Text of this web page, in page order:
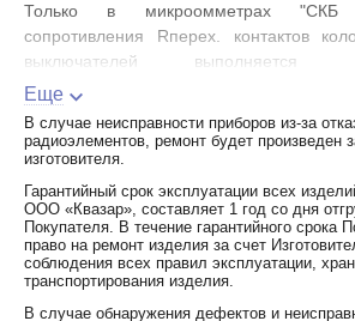
Только в микроомметрах
сопротивления Rперех. контактов
выключателей выполняется
автоматизированных режимах,
выключателей. Трансформаторы
выключателей создают длительный
подаче измерительного тока.
определяется параметрами ТТ,
измерительного тока и, например, для
2000-25У1 может достигать 30 с.
автоматической остановкой измерения
субъективные ошибки и увеличить
одной зарядки аккумулятора.
Еще
В случае неисправности приборов из-за
радиоэлементов, ремонт будет произведен
изготовителя.
Гарантийный срок эксплуатации всех
ООО «Квазар», составляет 1 год со дня
Покупателя. В течение гарантийного срока
право на ремонт изделия за счет
соблюдения всех правил эксплуатации,
транспортирования изделия.
В случае обнаружения дефектов и